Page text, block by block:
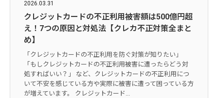
2026.03.31
クレジットカードの不正利用被害額は500億円超
え！7つの原因と対処法【クレカ不正対策全まと
め】
「クレジットカードの不正利用を防ぐ対策が知りたい」
「もしクレジットカードの不正利用被害に遭ったらどう対
処すればいい？」 など、クレジットカードの不正利用につ
いて不安を感じている方や実際に被害に遭って困っている方
が増えています。 クレジットカード...